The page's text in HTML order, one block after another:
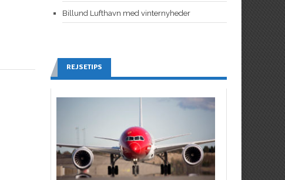
Billund Lufthavn med vinternyheder
REJSETIPS